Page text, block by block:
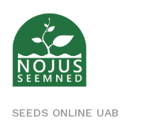
SEEDS ONLINE UAB